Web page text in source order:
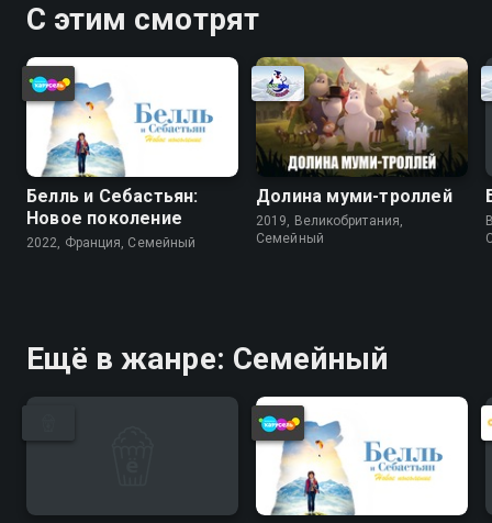
С этим смотрят
Белль и Себастьян:
Новое поколение
2022, Франция, Cемейный
Долина муми-троллей
2019, Великобритания,
Cемейный
Ещё в жанре: Cемейный